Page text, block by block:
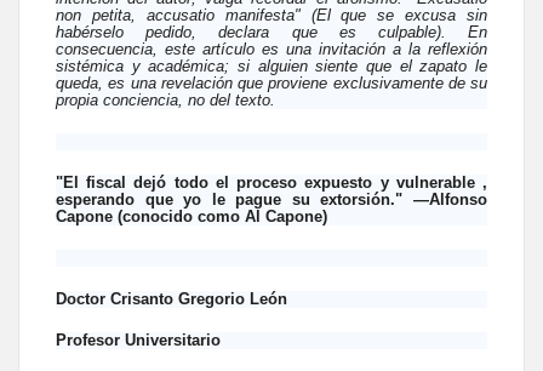
non petita, accusatio manifesta" (El que se excusa sin
habérselo pedido, declara que es culpable). En
consecuencia, este artículo es una invitación a la reflexión
sistémica y académica; si alguien siente que el zapato le
queda, es una revelación que proviene exclusivamente de su
propia conciencia, no del texto.
"El fiscal dejó todo el proceso expuesto y vulnerable ,
esperando que yo le pague su extorsión." —Alfonso
Capone (conocido como Al Capone)
Doctor Crisanto Gregorio León
Profesor Universitario